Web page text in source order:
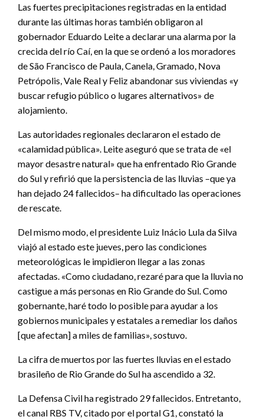
Las fuertes precipitaciones registradas en la entidad
durante las últimas horas también obligaron al
gobernador Eduardo Leite a declarar una alarma por la
crecida del río Caí, en la que se ordenó a los moradores
de São Francisco de Paula, Canela, Gramado, Nova
Petrópolis, Vale Real y Feliz abandonar sus viviendas «y
buscar refugio público o lugares alternativos» de
alojamiento.
Las autoridades regionales declararon el estado de
«calamidad pública». Leite aseguró que se trata de «el
mayor desastre natural» que ha enfrentado Rio Grande
do Sul y refirió que la persistencia de las lluvias –que ya
han dejado 24 fallecidos– ha dificultado las operaciones
de rescate.
Del mismo modo, el presidente Luiz Inácio Lula da Silva
viajó al estado este jueves, pero las condiciones
meteorológicas le impidieron llegar a las zonas
afectadas. «Como ciudadano, rezaré para que la lluvia no
castigue a más personas en Rio Grande do Sul. Como
gobernante, haré todo lo posible para ayudar a los
gobiernos municipales y estatales a remediar los daños
[que afectan] a miles de familias», sostuvo.
La cifra de muertos por las fuertes lluvias en el estado
brasileño de Rio Grande do Sul ha ascendido a 32.
La Defensa Civil ha registrado 29 fallecidos. Entretanto,
el canal RBS TV, citado por el portal G1, constató la